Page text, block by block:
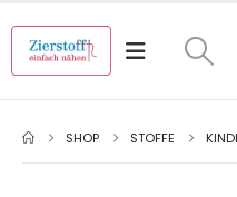
SHOP STOFFE